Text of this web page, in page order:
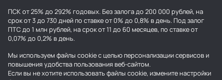
ПСК от 25% до 292% годовых. Без залога до 200 000 рублей, на
срок от 3 до 730 дней по ставке от 0% до 0,8% в день. Под залог
ПТС до 1 млн рублей, на срок от 11 до 60 месяцев, по ставке от
0,07% до 0,2% в день.
Мы используем файлы cookieс целью персонализации сервисов и
повышения удобства пользования веб-сайтом.
Если вы не хотите использовать файлы cookie, измените настройки